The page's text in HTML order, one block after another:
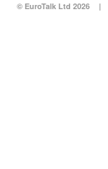
© EuroTalk Ltd 2026 |